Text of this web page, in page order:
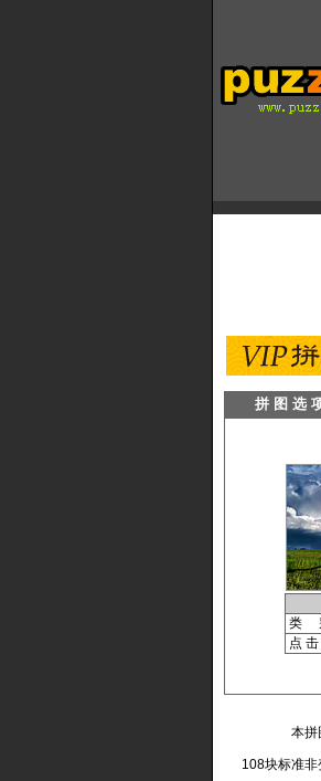
拼 图 选
类
点
本拼
108块标准非